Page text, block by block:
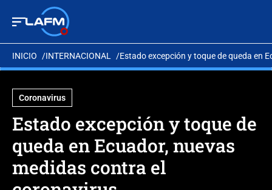
INICIO INTERNACIONAL Estado excepción y toque de queda en
Coronavirus
Estado excepción y toque de
queda en Ecuador, nuevas
medidas contra el